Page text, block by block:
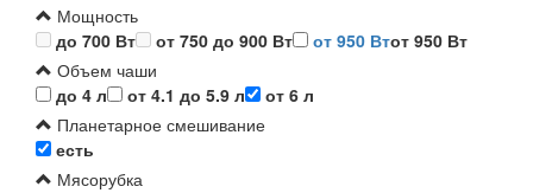
Мощность
до 700 Вт
от 750 до 900 Вт от 950 Втот 950 Вт
Объем чаши
до 4 л
от 4.1 до 5.9 л
от 6 л
Планетарное смешивание
есть
Мясорубка